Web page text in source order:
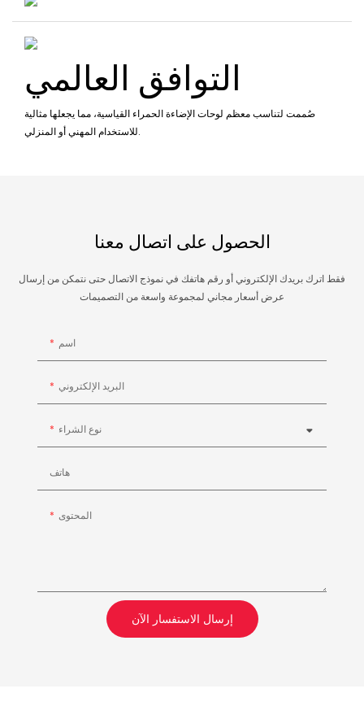
التوافق العالمي
صُممت لتناسب معظم لوحات الإضاءة الحمراء القياسية، مما يجعلها مثالية
للاستخدام المهني أو المنزلي.
الحصول على اتصال معنا
فقط اترك بريدك الإلكتروني أو رقم هاتفك في نموذج الاتصال حتى نتمكن من إرسال
عرض أسعار مجاني لمجموعة واسعة من التصميمات
اسم
البريد الإلكتروني
نوع الشراء
هاتف
المحتوى
إرسال الاستفسار الآن